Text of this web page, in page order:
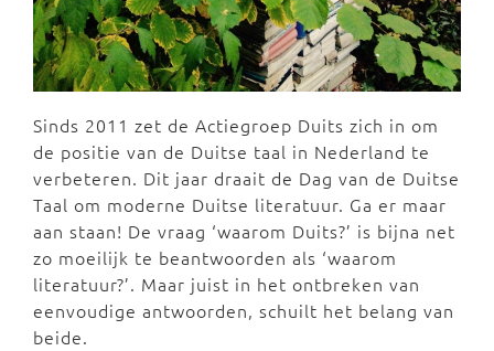
Sinds 2011 zet de Actiegroep Duits zich in om
de positie van de Duitse taal in Nederland te
verbeteren. Dit jaar draait de Dag van de Duitse
Taal om moderne Duitse literatuur. Ga er maar
aan staan! De vraag ‘waarom Duits?’ is bijna net
zo moeilijk te beantwoorden als ‘waarom
literatuur?’. Maar juist in het ontbreken van
eenvoudige antwoorden, schuilt het belang van
beide.